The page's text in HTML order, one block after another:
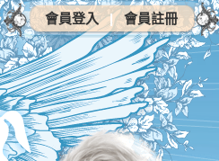
會員登入 | 會員註冊